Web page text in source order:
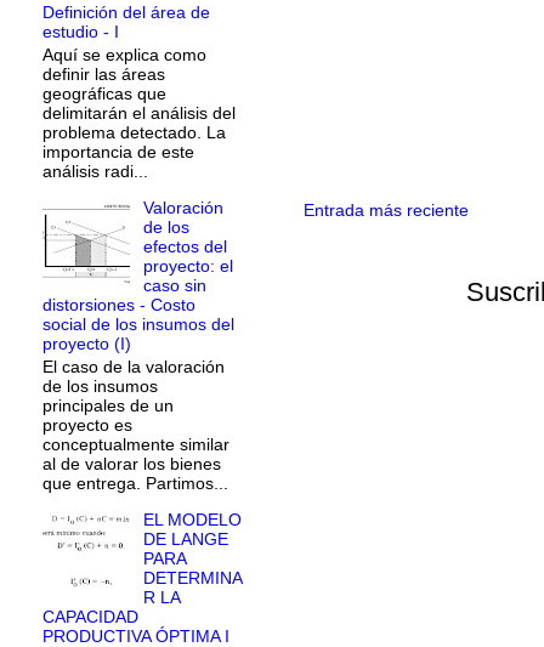
Entrada más reciente
Definición del área de
estudio - I
Aquí se explica como
definir las áreas
geográficas que
delimitarán el análisis del
problema detectado. La
importancia de este
análisis radi...
Valoración
de los
efectos del
proyecto: el
caso sin
distorsiones - Costo
social de los insumos del
proyecto (I)
El caso de la valoración
de los insumos
principales de un
proyecto es
conceptualmente similar
al de valorar los bienes
que entrega. Partimos...
EL MODELO
DE LANGE
PARA
DETERMINA
R LA
CAPACIDAD
PRODUCTIVA ÓPTIMA I